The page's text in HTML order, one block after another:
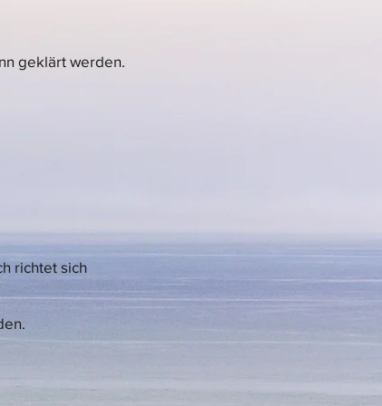
geklärt werden.
richtet sich